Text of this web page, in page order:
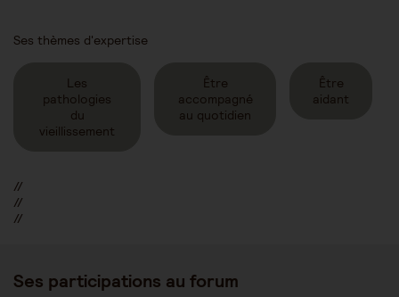
Ses thèmes d'expertise
Les
pathologies
du
vieillissement
Être
accompagné
au quotidien
Être
aidant
//
//
//
Ses participations au forum